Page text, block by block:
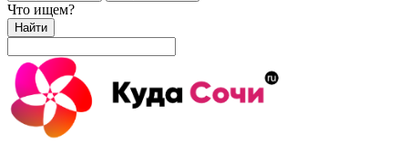
Что ищем?
Найти